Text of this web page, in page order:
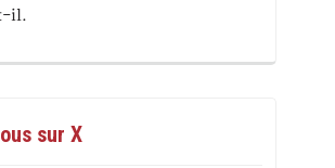
il.
sur X